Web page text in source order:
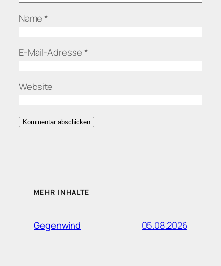
Name *
E-Mail-Adresse *
Website
MEHR INHALTE
Gegenwind 05.08.2026